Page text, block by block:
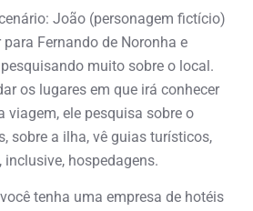
João (personagem fictício)
Fernando de Noronha e
muito sobre o local.
os lugares em que irá conhecer
viagem, ele pesquisa sobre o
sobre a ilha, vê guias turísticos,
inclusive, hospedagens.
tenha uma empresa de hotéis